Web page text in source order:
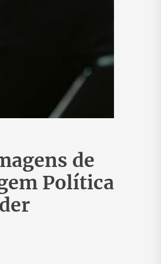
de
Política